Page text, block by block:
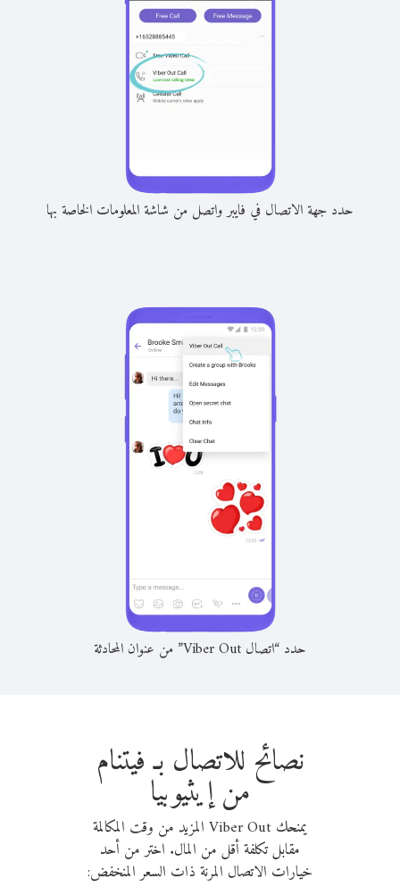
حدد جهة الاتصال في فايبر واتصل من شاشة المعلومات الخاصة بها
حدد “اتصال Viber Out” من عنوان المحادثة
نصائح للاتصال بـ فيتنام
من إيثيوبيا
يمنحك Viber Out المزيد من وقت المكالمة
مقابل تكلفة أقل من المال. اختر من أحد
خيارات الاتصال المرنة ذات السعر المنخفض: